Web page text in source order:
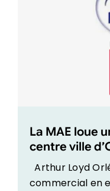
La MAE loue
centre ville
Arthur Loyd
commercial en